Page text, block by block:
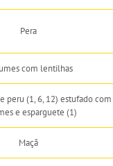
Pera
com lentilhas
peru (1, 6, 12) estufado com
e esparguete (1)
Maçã